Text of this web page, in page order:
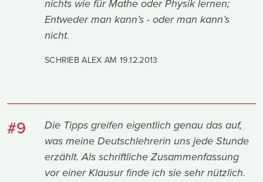
nichts wie für Mathe oder Physik lernen;
Entweder man kann’s - oder man kann’s
nicht.
SCHRIEB ALEX AM 19.12.2013
#9
Die Tipps greifen eigentlich genau das auf,
was meine Deutschlehrerin uns jede Stunde
erzählt. Als schriftliche Zusammenfassung
vor einer Klausur finde ich sie sehr nützlich.